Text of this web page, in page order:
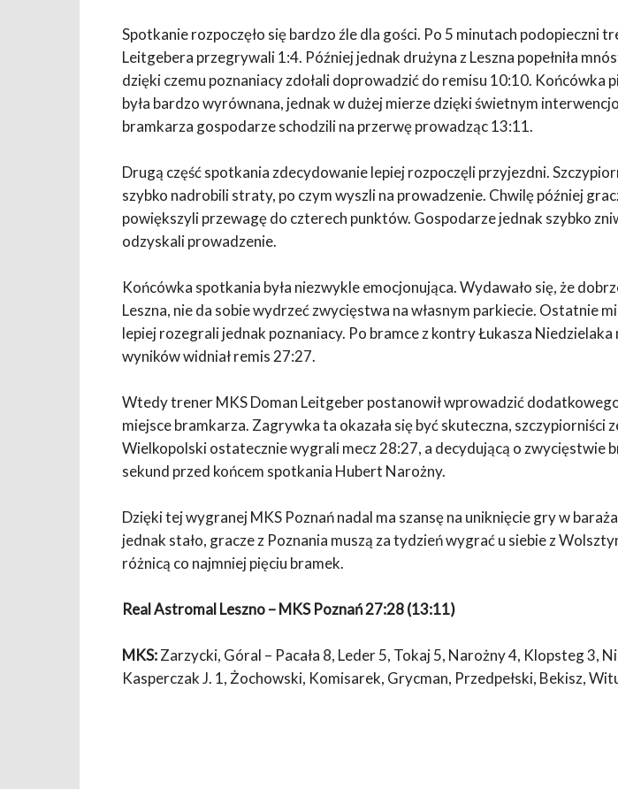
Spotkanie rozpoczęło się bardzo źle dla gości. Po 5 minutach podopieczni
Leitgebera przegrywali 1:4. Później jednak drużyna z Leszna popełniła
dzięki czemu poznaniacy zdołali doprowadzić do remisu 10:10. Końcówka
była bardzo wyrównana, jednak w dużej mierze dzięki świetnym
bramkarza gospodarze schodzili na przerwę prowadząc 13:11.
Drugą część spotkania zdecydowanie lepiej rozpoczęli przyjezdni.
szybko nadrobili straty, po czym wyszli na prowadzenie. Chwilę później
powiększyli przewagę do czterech punktów. Gospodarze jednak szybko
odzyskali prowadzenie.
Końcówka spotkania była niezwykle emocjonująca. Wydawało się, że
Leszna, nie da sobie wydrzeć zwycięstwa na własnym parkiecie. Ostatnie
lepiej rozegrali jednak poznaniacy. Po bramce z kontry Łukasza Niedzielaka
wyników widniał remis 27:27.
Wtedy trener MKS Doman Leitgeber postanowił wprowadzić
miejsce bramkarza. Zagrywka ta okazała się być skuteczna, szczypiorniści
Wielkopolski ostatecznie wygrali mecz 28:27, a decydującą o zwycięstwie
sekund przed końcem spotkania Hubert Narożny.
Dzięki tej wygranej MKS Poznań nadal ma szansę na uniknięcie gry w
jednak stało, gracze z Poznania muszą za tydzień wygrać u siebie z
różnicą co najmniej pięciu bramek.
Real Astromal Leszno – MKS Poznań 27:28 (13:11)
MKS:Zarzycki, Góral – Pacała 8, Leder 5, Tokaj 5, Narożny 4, Klopsteg 3,
Kasperczak J. 1, Żochowski, Komisarek, Grycman, Przedpełski, Bekisz,